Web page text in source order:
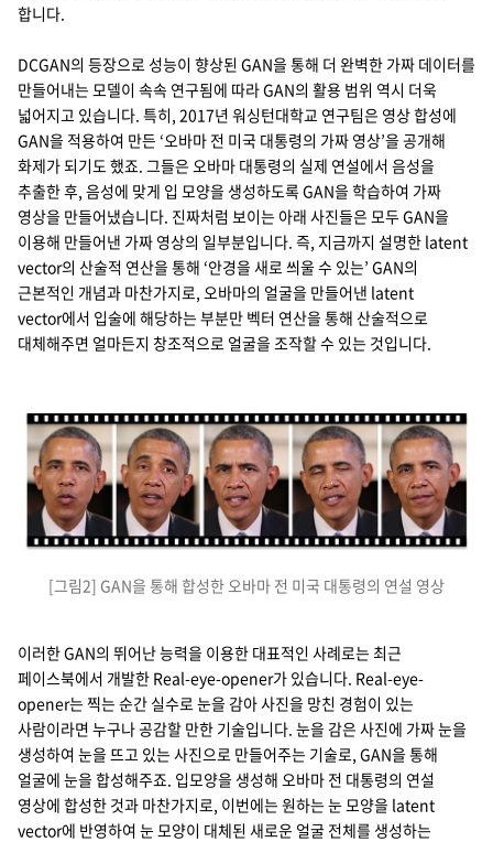
합니다.
DCGAN의 등장으로 성능이 향상된 GAN을 통해 더 완벽한 가짜 데이터를
만들어내는 모델이 속속 연구됨에 따라 GAN의 활용 범위 역시 더욱
넓어지고 있습니다. 특히, 2017년 워싱턴대학교 연구팀은 영상 합성에
GAN을 적용하여 만든 ‘오바마 전 미국 대통령의 가짜 영상’을 공개해
화제가 되기도 했죠. 그들은 오바마 대통령의 실제 연설에서 음성을
추출한 후, 음성에 맞게 입 모양을 생성하도록 GAN을 학습하여 가짜
영상을 만들어냈습니다. 진짜처럼 보이는 아래 사진들은 모두 GAN을
이용해 만들어낸 가짜 영상의 일부분입니다. 즉, 지금까지 설명한 latent
vector의 산술적 연산을 통해 ‘안경을 새로 씌울 수 있는’ GAN의
근본적인 개념과 마찬가지로, 오바마의 얼굴을 만들어낸 latent
vector에서 입술에 해당하는 부분만 벡터 연산을 통해 산술적으로
대체해주면 얼마든지 창조적으로 얼굴을 조작할 수 있는 것입니다.
[그림2] GAN을 통해 합성한 오바마 전 미국 대통령의 연설 영상
이러한 GAN의 뛰어난 능력을 이용한 대표적인 사례로는 최근
페이스북에서 개발한 Real-eye-opener가 있습니다. Real-eye-
opener는 찍는 순간 실수로 눈을 감아 사진을 망친 경험이 있는
사람이라면 누구나 공감할 만한 기술입니다. 눈을 감은 사진에 가짜 눈을
생성하여 눈을 뜨고 있는 사진으로 만들어주는 기술로, GAN을 통해
얼굴에 눈을 합성해주죠. 입모양을 생성해 오바마 전 대통령의 연설
영상에 합성한 것과 마찬가지로, 이번에는 원하는 눈 모양을 latent
vector에 반영하여 눈 모양이 대체된 새로운 얼굴 전체를 생성하는